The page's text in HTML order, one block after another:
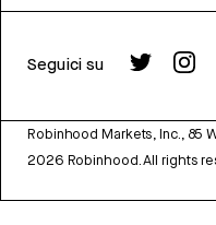
Seguici su
Robinhood Markets, Inc., 85
2026 Robinhood. All rights